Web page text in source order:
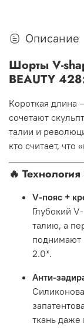
Описание
Шорты V-
BEAUTY
Короткая длина
сочетают
талии и
кто считает,
🔥
V-пояс +
Глубокий
талию, а
поднимают
2.0*.
Анти-
ткань даже